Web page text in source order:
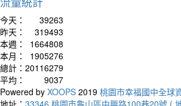
今天：
39263
昨天：
319493
本週：
1664808
本月：
1905276
總計： 20116279
平均：
9037
Powered by XOOPS 2019 桃園市幸福國中全球
地址： 33346 桃園市龜山區中興路100巷20號 (